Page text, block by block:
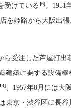
受けている [6]。1951
を姫路から大阪出
ら受注した芦屋打出
建築に要する設備機
、1957年8月には大
東京・渋谷区に長